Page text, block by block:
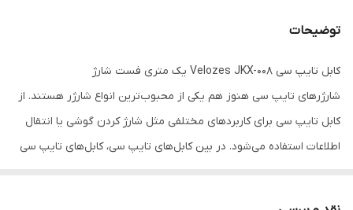
توضیحات
کابل تایپ سی Velozes JKX-008 یک متری فست شارژ
شارژرهای تایپ سی هنوز هم یکی از محبوب‌ترین انواع شارژر هستند. از
کابل تایپ سی برای کاربردهای مختلفی مثل شارژ کردن گوشی یا انتقال
اطلاعات استفاده می‌شود. در بین کابل‌های تایپ سی، کابل‌های تایپ سی